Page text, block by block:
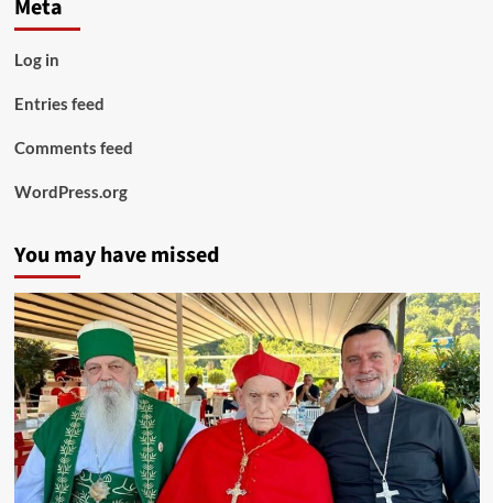
Meta
Log in
Entries feed
Comments feed
WordPress.org
You may have missed